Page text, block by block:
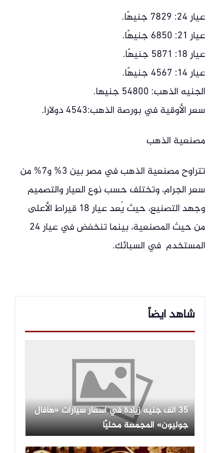
عيار 24: 7829 جنيهًا.
عيار 21: 6850 جنيهًا.
عيار 18: 5871 جنيهًا.
عيار 14: 4567 جنيهًا.
الجنيه الذهب: 54800 جنيها.
سعر الأوقية في بورصة الذهب:4543 دولارا.
مصنعية الذهب
تتراوح مصنعية الذهب في مصر بين 3% و7% من
سعر الجرام، وتختلف حسب نوع العيار والتصميم
وجهد التصنيع، حيث يُعد عيار 18 قيراط الأعلى
من حيث المصنعية، بينما تنخفض في عيار 24
المستخدم في السبائك.
شاهد ايضاً
35 ألف جنيه زيادة في أسعار سيارات «هافال
جوليون» المجمعة محليًا